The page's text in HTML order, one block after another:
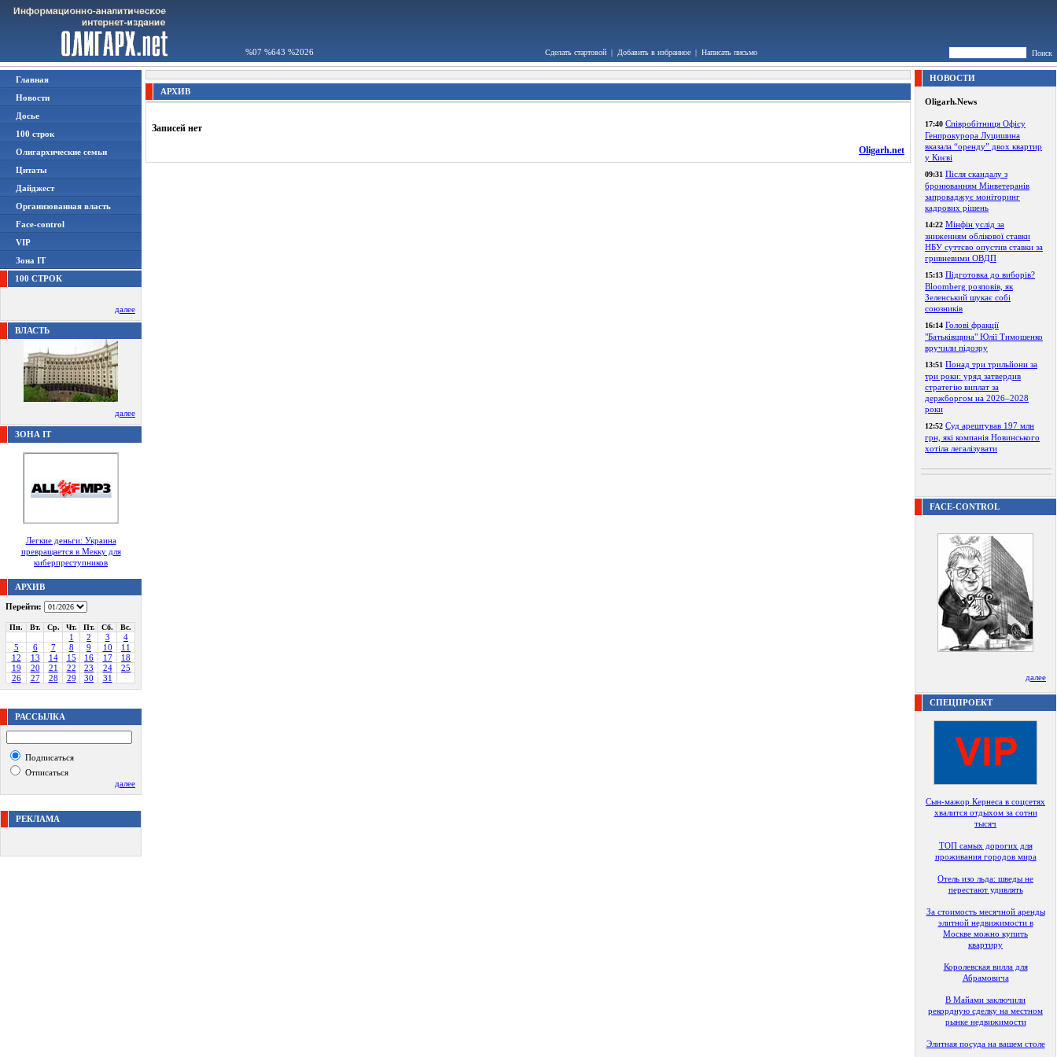
%07 %643 %2026 Сделать стартовой | Добавить в избранное | Написать письмо Поиск
Главная
Новости
Досье
100 строк
Олигархические семьи
Цитаты
Дайджест
Организованная власть
Face-control
VIP
Зона IT
100 СТРОК
далее
ВЛАСТЬ
далее
ЗОНА IT
Легкие деньги: Украина
превращается в Мекку для
киберпреступников
АРХИВ
Перейти:
Пн. Вт. Ср. Чт. Пт. Сб. Вс.
1 2 3
4
5
6 7 8 9 10
11
12
13 14 15 16 17
18
19
20 21 22 23 24
25
26
27 28 29 30 31
РАССЫЛКА
Подписаться
Отписаться
далее
РЕКЛАМА
АРХИВ
Записей нет
Oligarh.net
НОВОСТИ
Oligarh.News
17:40 Співробітниця Офісу
Генпрокурора Луцишина
вказала “оренду” двох квартир
у Києві
09:31 Після скандалу з
бронюванням Мінветеранів
запроваджує моніторинг
кадрових рішень
14:22 Мінфін услід за
зниженням облікової ставки
НБУ суттєво опустив ставки за
гривневими ОВДП
15:13 Підготовка до виборів?
Bloomberg розповів, як
Зеленський шукає собі
союзників
16:14 Голові фракції
"Батьківщина" Юлії Тимошенко
вручили підозру
13:51 Понад три трильйони за
три роки: уряд затвердив
стратегію виплат за
держборгом на 2026–2028
роки
12:52 Суд арештував 197 млн
грн, які компанія Новинського
хотіла легалізувати
FACE-CONTROL
далее
СПЕЦПРОЕКТ
Сын-мажор Кернеса в соцсетях
хвалится отдыхом за сотни
тысяч
ТОП самых дорогих для
проживания городов мира
Отель изо льда: шведы не
перестают удивлять
За стоимость месячной аренды
элитной недвижимости в
Москве можно купить
квартиру
Королевская вилла для
Абрамовича
В Майами заключили
рекордную сделку на местном
рынке недвижимости
Элитная посуда на вашем столе